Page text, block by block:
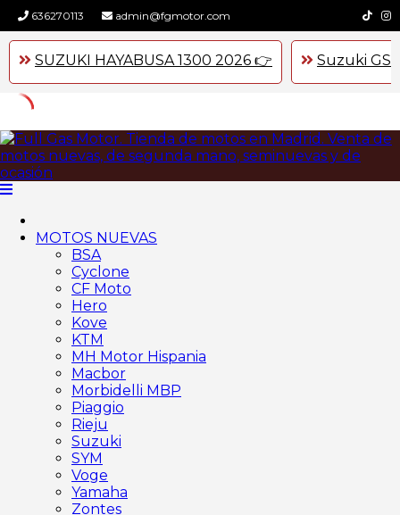
636270113 admin@fgmotor.com
SUZUKI HAYABUSA 1300 2026 👉 Suzuki
Skip
to
content
MOTOS NUEVAS
BSA
Cyclone
CF Moto
Hero
Kove
KTM
MH Motor Hispania
Macbor
Morbidelli MBP
Piaggio
Rieju
Suzuki
SYM
Voge
Yamaha
Zontes